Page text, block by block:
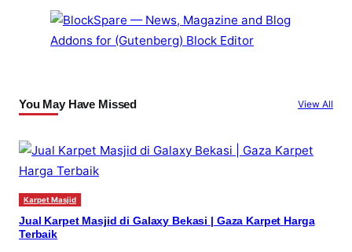
You May Have Missed View All
Karpet Masjid
Jual Karpet Masjid di Galaxy Bekasi | Gaza Karpet Harga
Terbaik